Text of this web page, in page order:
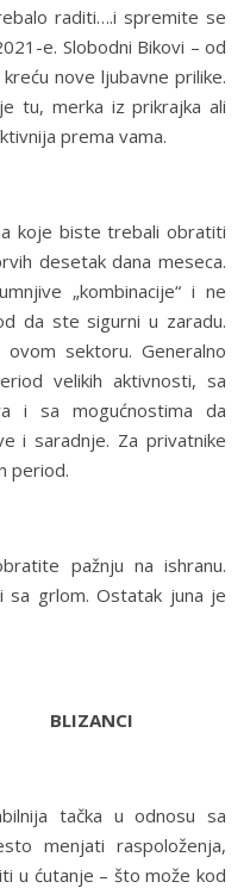
raditi….i spremite se
e. Slobodni Bikovi – od
nove ljubavne prilike.
tu, merka iz prikrajka ali
prema vama.
koje biste trebali obratiti
desetak dana meseca.
„kombinacije“ i ne
da ste sigurni u zaradu.
sektoru. Generalno
velikih aktivnosti, sa
i sa mogućnostima da
i saradnje. Za privatnike
period.
pažnju na ishranu.
sa grlom. Ostatak juna je
BLIZANCI
tačka u odnosu sa
menjati raspoloženja,
u ćutanje – što može kod